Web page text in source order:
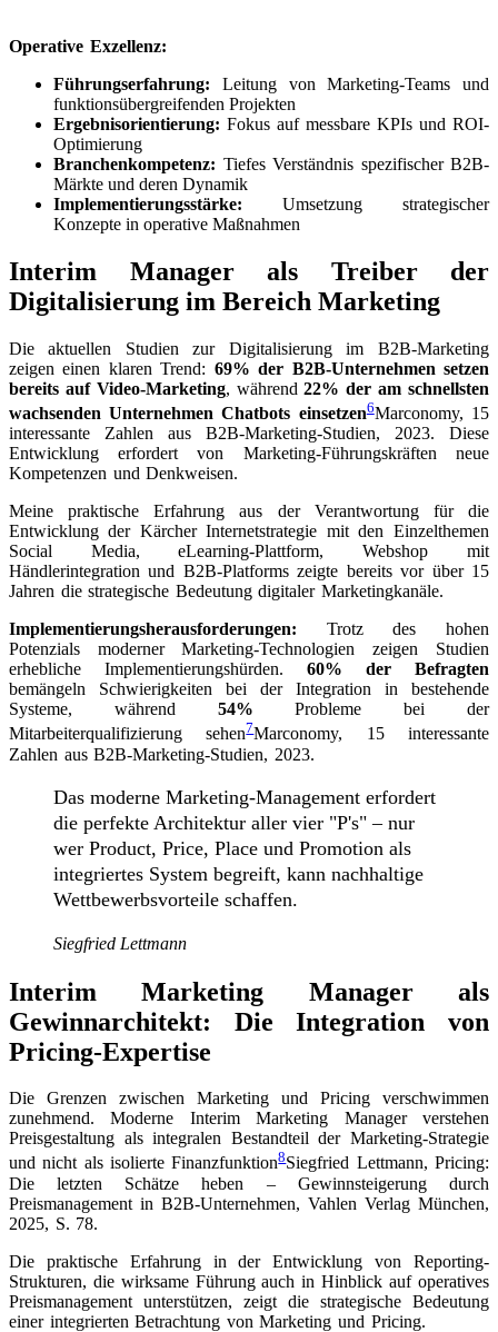
Operative Exzellenz:
Führungserfahrung: Leitung von Marketing-Teams und
funktionsübergreifenden Projekten
Ergebnisorientierung: Fokus auf messbare KPIs und ROI-
Optimierung
Branchenkompetenz: Tiefes Verständnis spezifischer B2B-
Märkte und deren Dynamik
Implementierungsstärke: Umsetzung strategischer
Konzepte in operative Maßnahmen
Interim Manager als Treiber der
Digitalisierung im Bereich Marketing
Die aktuellen Studien zur Digitalisierung im B2B-Marketing
zeigen einen klaren Trend: 69% der B2B-Unternehmen setzen
bereits auf Video-Marketing, während22% der am schnellsten
wachsenden Unternehmen Chatbots einsetzen6Marconomy, 15
interessante Zahlen aus B2B-Marketing-Studien, 2023. Diese
Entwicklung erfordert von Marketing-Führungskräften neue
Kompetenzen und Denkweisen.
Meine praktische Erfahrung aus der Verantwortung für die
Entwicklung der Kärcher Internetstrategie mit den Einzelthemen
Social Media, eLearning-Plattform, Webshop mit
Händlerintegration und B2B-Platforms zeigte bereits vor über 15
Jahren die strategische Bedeutung digitaler Marketingkanäle.
Implementierungsherausforderungen: Trotz des hohen
Potenzials moderner Marketing-Technologien zeigen Studien
erhebliche Implementierungshürden. 60% der Befragten
bemängeln Schwierigkeiten bei der Integration in bestehende
Systeme, während 54% Probleme bei der
Mitarbeiterqualifizierung sehen7Marconomy, 15 interessante
Zahlen aus B2B-Marketing-Studien, 2023.
Das moderne Marketing-Management erfordert
die perfekte Architektur aller vier "P's" – nur
wer Product, Price, Place und Promotion als
integriertes System begreift, kann nachhaltige
Wettbewerbsvorteile schaffen.
Siegfried Lettmann
Interim Marketing Manager als
Gewinnarchitekt: Die Integration von
Pricing-Expertise
Die Grenzen zwischen Marketing und Pricing verschwimmen
zunehmend. Moderne Interim Marketing Manager verstehen
Preisgestaltung als integralen Bestandteil der Marketing-Strategie
und nicht als isolierte Finanzfunktion8Siegfried Lettmann, Pricing:
Die letzten Schätze heben – Gewinnsteigerung durch
Preismanagement in B2B-Unternehmen, Vahlen Verlag München,
2025, S. 78.
Die praktische Erfahrung in der Entwicklung von Reporting-
Strukturen, die wirksame Führung auch in Hinblick auf operatives
Preismanagement unterstützen, zeigt die strategische Bedeutung
einer integrierten Betrachtung von Marketing und Pricing.